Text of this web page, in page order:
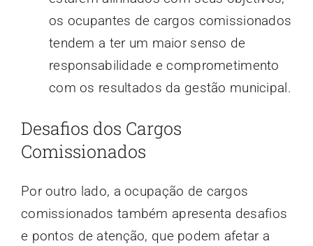
os ocupantes de cargos comissionados
tendem a ter um maior senso de
responsabilidade e comprometimento
com os resultados da gestão municipal.
Desafios dos Cargos
Comissionados
Por outro lado, a ocupação de cargos
comissionados também apresenta desafios
e pontos de atenção, que podem afetar a